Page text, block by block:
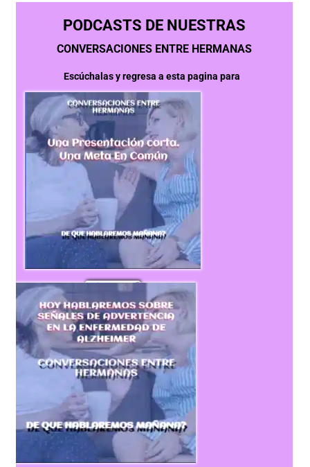
PODCASTS DE NUESTRAS
CONVERSACIONES ENTRE HERMANAS
Escúchalas y regresa a esta pagina para
Escúchalo ahora